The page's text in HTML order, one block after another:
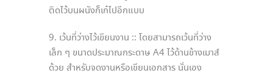
ติดไว้บนผนังก็เก๋ไปอีกแบบ
9. เว้นที่ว่างไว้เขียนงาน :: โดยสามารถเว้นที่ว่าง
เล็ก ๆ ขนาดประมาณกระดาษ A4 ไว้ด้านข้างเมาส์
ด้วย สำหรับจดงานหรือเขียนเอกสาร นั่นเอง